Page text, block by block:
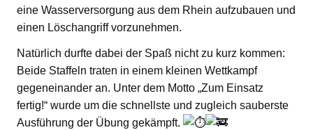
eine Wasserversorgung aus dem Rhein aufzubauen und
einen Löschangriff vorzunehmen.
Natürlich durfte dabei der Spaß nicht zu kurz kommen:
Beide Staffeln traten in einem kleinen Wettkampf
gegeneinander an. Unter dem Motto „Zum Einsatz
fertig!“ wurde um die schnellste und zugleich sauberste
Ausführung der Übung gekämpft.